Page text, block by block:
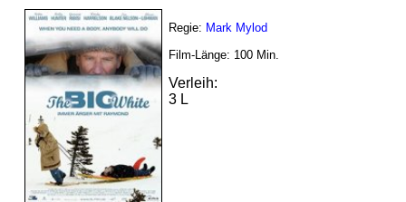
Regie: Mark Mylod
Film-Länge: 100 Min.
Verleih:
3 L